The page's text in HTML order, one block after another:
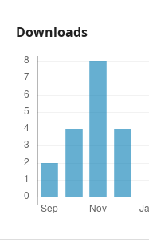
Downloads